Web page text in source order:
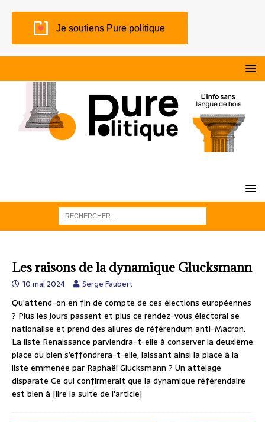
Je soutiens Pure politique
Les raisons de la dynamique Glucksmann
10 mai 2024 Serge Faubert
Qu’attend-on en fin de compte de ces élections européennes
? Plus les jours passent et plus ce rendez-vous électoral se
nationalise et prend des allures de référendum anti-Macron.
La liste Renaissance parviendra-t-elle à conserver la deuxième
place ou bien s’effondrera-t-elle, laissant ainsi la place à la
liste emmenée par Raphaël Glucksmann ? Un attelage
disparate Ce qui confirmerait que la dynamique référendaire
est bien à [lire la suite de l'article]